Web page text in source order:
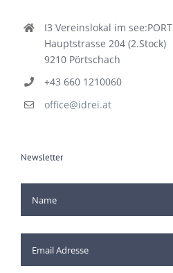
I3 Vereinslokal im see:PORT
Hauptstrasse 204 (2.Stock)
9210 Pörtschach
+43 660 1210060
office@idrei.at
Newsletter